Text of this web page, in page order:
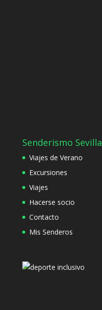
Senderismo Sevilla
Viajes de Verano
Excursiones
Viajes
Hacerse socio
Contacto
Mis Senderos